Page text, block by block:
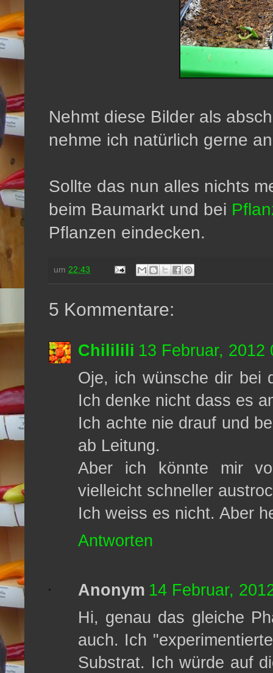
Nehmt diese Bilder als
nehme ich natürlich gerne
Sollte das nun alles nichts
beim Baumarkt und bei
Pflanzen eindecken.
um 22:43
5 Kommentare:
Chililili 13 Februar, 2012
Oje, ich wünsche dir bei
Ich denke nicht dass es
Ich achte nie drauf und
ab Leitung.
Aber ich könnte mir
vielleicht schneller
Ich weiss es nicht. Aber
Antworten
Anonym 14 Februar,
Hi, genau das gleiche
auch. Ich
Substrat. Ich würde auf